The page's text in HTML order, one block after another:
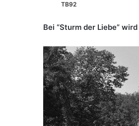
TB92
Bei “Sturm der Liebe”